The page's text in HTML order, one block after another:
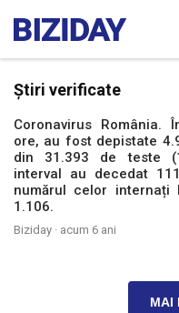
Știri verificate
Coronavirus România.
ore, au fost depistate
din 31.393 de teste
interval au decedat
numărul celor
1.106.
Biziday · acum 6 ani
MAI